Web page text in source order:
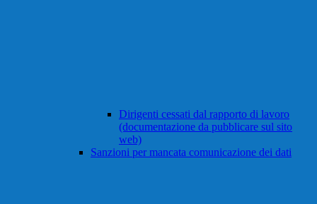
Dirigenti cessati dal rapporto di lavoro
(documentazione da pubblicare sul sito
web)
Sanzioni per mancata comunicazione dei dati